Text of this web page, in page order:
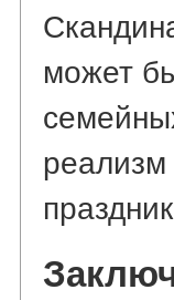
может
реализм